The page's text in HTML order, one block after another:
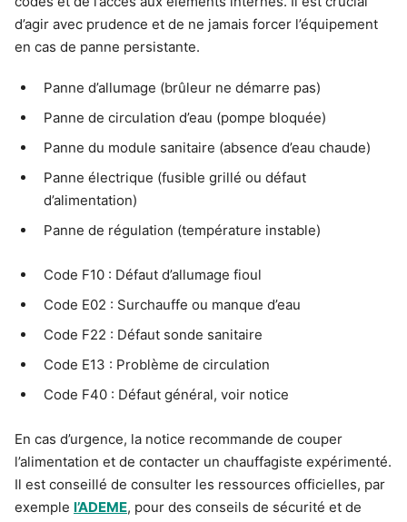
d’agir avec prudence et de ne jamais forcer l’équipement
en cas de panne persistante.
Panne d’allumage (brûleur ne démarre pas)
Panne de circulation d’eau (pompe bloquée)
Panne du module sanitaire (absence d’eau chaude)
Panne électrique (fusible grillé ou défaut
d’alimentation)
Panne de régulation (température instable)
Code F10 : Défaut d’allumage fioul
Code E02 : Surchauffe ou manque d’eau
Code F22 : Défaut sonde sanitaire
Code E13 : Problème de circulation
Code F40 : Défaut général, voir notice
En cas d’urgence, la notice recommande de couper
l’alimentation et de contacter un chauffagiste expérimenté.
Il est conseillé de consulter les ressources officielles, par
exemple l’ADEME, pour des conseils de sécurité et de